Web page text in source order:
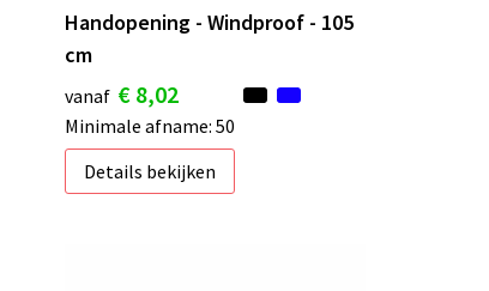
Handopening - Windproof - 105
cm
vanaf € 8,02
Minimale afname: 50
Details bekijken